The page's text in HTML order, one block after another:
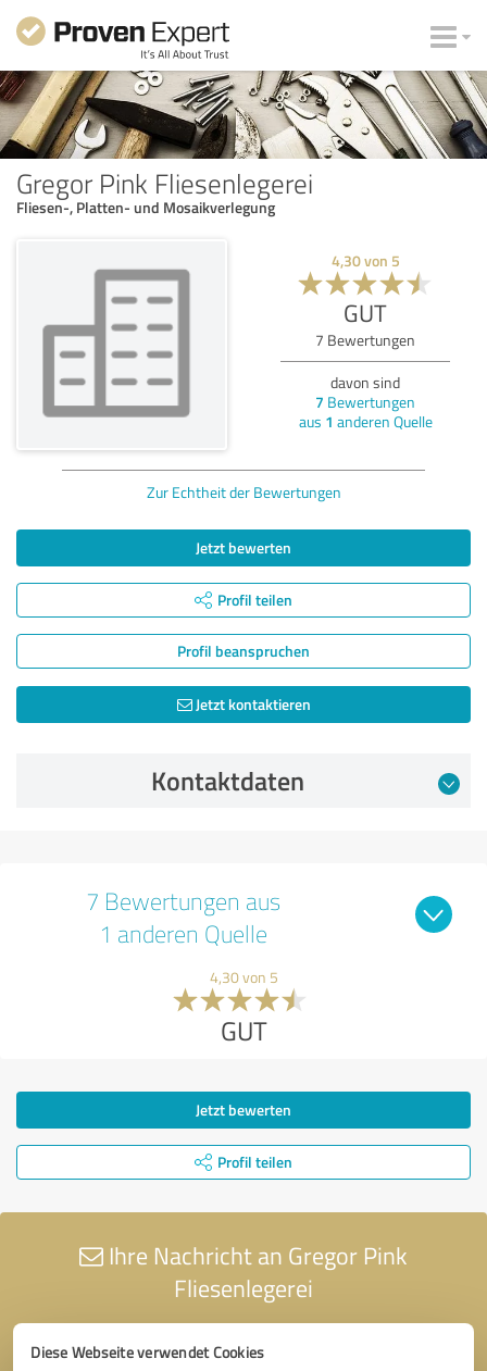
Diese Webseite verwendet Cookies
Gregor Pink Fliesenlegerei
Fliesen-, Platten- und Mosaikverlegung
4,30von 5
GUT
7 Bewertungen
davon sind
7 Bewertungen
aus 1 anderen Quelle
Zur Echtheit der Bewertungen
Jetzt bewerten
Profil teilen
Profil beanspruchen
Jetzt kontaktieren
Kontaktdaten
7 Bewertungen aus
1 anderen Quelle
4,30 von 5
GUT
Jetzt bewerten
Profil teilen
Ihre Nachricht an Gregor Pink
Fliesenlegerei